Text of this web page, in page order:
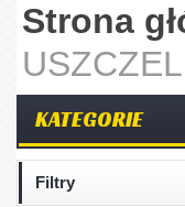
Strona
KATEGORIE
Filtry